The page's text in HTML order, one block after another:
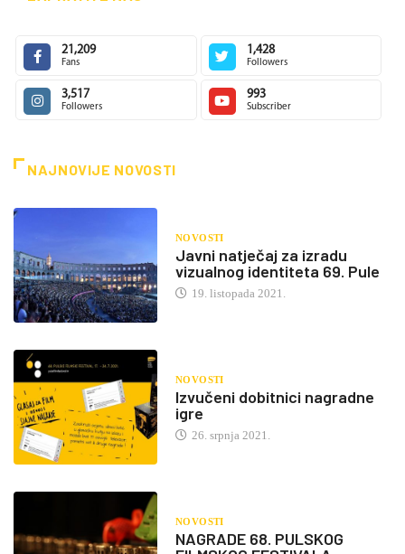
21,209
Fans
1,428
Followers
3,517
Followers
993
Subscriber
NAJNOVIJE NOVOSTI
NOVOSTI
Javni natječaj za izradu
vizualnog identiteta 69. Pule
19. listopada 2021.
NOVOSTI
Izvučeni dobitnici nagradne
igre
26. srpnja 2021.
NOVOSTI
NAGRADE 68. PULSKOG